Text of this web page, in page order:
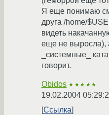
Я еще понимаю
друга /home/
видеть
еще не выросла),
_системные_
говорит.
Obidos ★★★★★
19.02.2004
Ссылка